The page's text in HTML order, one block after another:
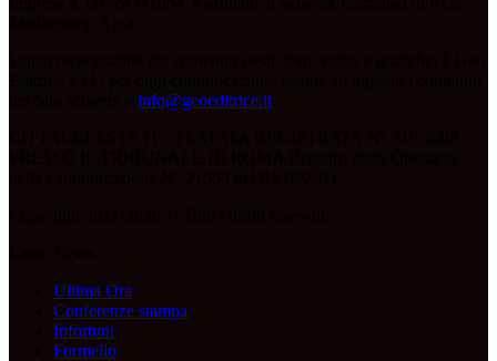
info@geoeditrice.it
Ultima Ora
Conferenze stampa
Infortuni
Formello